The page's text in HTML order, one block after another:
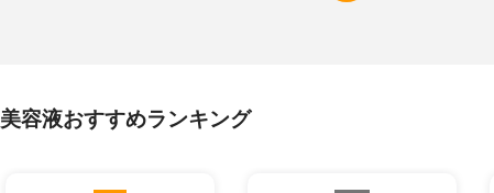
美容液おすすめランキング